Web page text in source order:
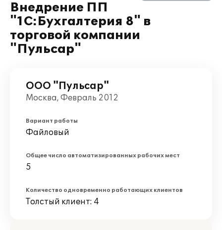
Внедрение ПП
"1С:Бухгалтерия 8" в
торговой компании
"Пульсар"
ООО "Пульсар"
Москва, Февраль 2012
Вариант работы
Файловый
Общее число автоматизированных рабочих мест
5
Количество одновременно работающих клиентов
Толстый клиент: 4